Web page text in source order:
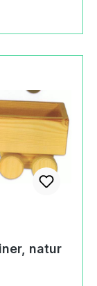
Griff-
aus den
Qualität
Form und
natur